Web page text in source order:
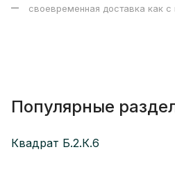
своевременная доставка как с
Популярные
Квадрат Б.2.К.6